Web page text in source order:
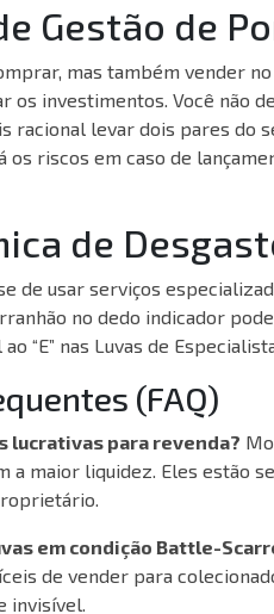
Gestão de
mas também vender
os investimentos. Você não
racional levar dois pares do
riscos em caso de
de
de usar serviços
no dedo indicador
“E” nas Luvas de
(FAQ)
lucrativas para revenda?
a maior liquidez. Eles estão
em condição Battle-
de vender para
invisível.